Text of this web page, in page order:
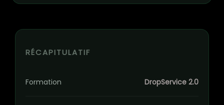
RÉCAPITULATIF
Formation DropService 2.0